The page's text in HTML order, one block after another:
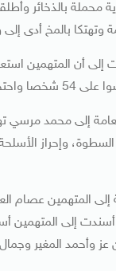
محملة بالذخائر
بالمخ أدى إلى
إلى أن المتهمين
وعذبوهم بطريقة وحشية.
إلى محمد مرسي
وإحراز
إلى المتهمين عصام
أسندت إلى المتهمين
عز وأحمد المغير